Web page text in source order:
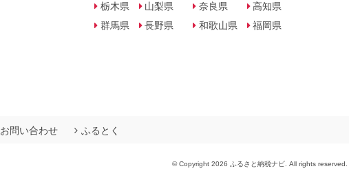
栃木県
群馬県
山梨県
長野県
奈良県
和歌山県
高知県
福岡県
お問い合わせ ふるとく
© Copyright 2026 ふるさと納税ナビ. All rights reserved.